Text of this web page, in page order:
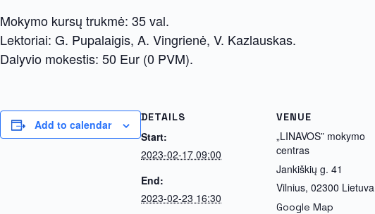
Mokymo kursų trukmė: 35 val.
Lektoriai: G. Pupalaigis, A. Vingrienė, V. Kazlauskas.
Dalyvio mokestis: 50 Eur (0 PVM).
Add to calendar
DETAILS
Start:
2023-02-17 09:00
End:
2023-02-23 16:30
VENUE
„LINAVOS” mokymo
centras
Jankiškių g. 41
Vilnius, 02300 Lietuva
Google Map